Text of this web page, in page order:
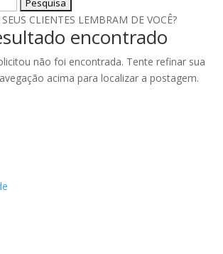
CLIENTES LEMBRAM DE VOCÊ?
encontrado
não foi encontrada. Tente refinar sua
acima para localizar a postagem.